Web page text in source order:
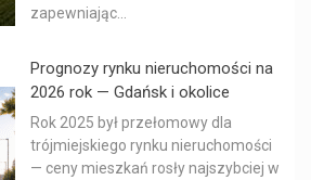
zapewniając...
Prognozy rynku nieruchomości na
2026 rok — Gdańsk i okolice
Rok 2025 był przełomowy dla
trójmiejskiego rynku nieruchomości
— ceny mieszkań rosły najszybciej w